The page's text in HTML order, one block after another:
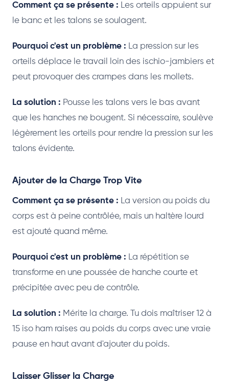
Comment ça se présente : Les orteils appuient sur
le banc et les talons se soulagent.
Pourquoi c'est un problème : La pression sur les
orteils déplace le travail loin des ischio-jambiers et
peut provoquer des crampes dans les mollets.
La solution : Pousse les talons vers le bas avant
que les hanches ne bougent. Si nécessaire, soulève
légèrement les orteils pour rendre la pression sur les
talons évidente.
Ajouter de la Charge Trop Vite
Comment ça se présente : La version au poids du
corps est à peine contrôlée, mais un haltère lourd
est ajouté quand même.
Pourquoi c'est un problème : La répétition se
transforme en une poussée de hanche courte et
précipitée avec peu de contrôle.
La solution : Mérite la charge. Tu dois maîtriser 12 à
15 iso ham raises au poids du corps avec une vraie
pause en haut avant d'ajouter du poids.
Laisser Glisser la Charge